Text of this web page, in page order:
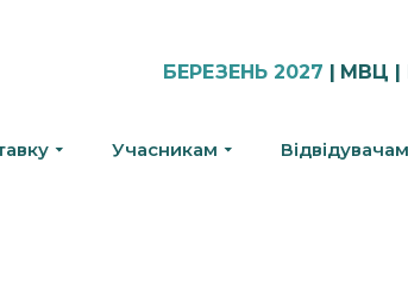
БЕРЕЗЕНЬ 2027 | МВЦ |
Учасникам Відвідувачам